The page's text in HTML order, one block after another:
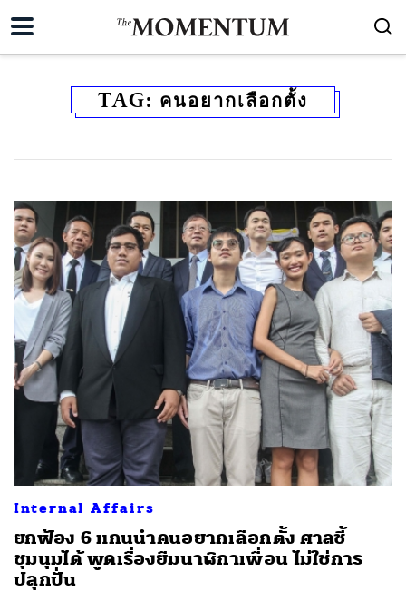
TAG: คนอยากเลือกตั้ง
Internal Affairs
ยกฟ้อง 6 แกนนำคนอยากเลือกตั้ง ศาลชี้
ชุมนุมได้ พูดเรื่องยืมนาฬิกาเพื่อน ไม่ใช่การ
ปลุกปั่น